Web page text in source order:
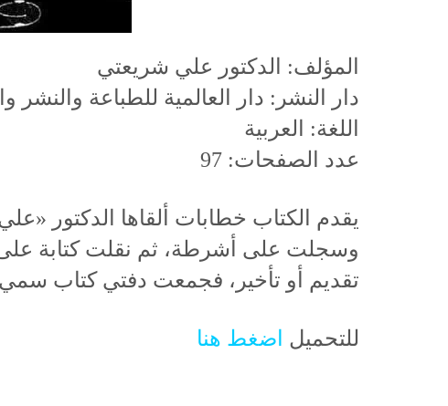
المؤلف: الدكتور علي شريعتي
دار النشر: دار العالمية للطباعة والنشر
اللغة: العربية
عدد الصفحات: 97
يقدم الكتاب خطابات ألقاها الدكتور
وسجلت على أشرطة، ثم نقلت كتابة على
تقديم أو تأخير، فجمعت دفتي كتاب سمي
للتحميل اضغط هنا